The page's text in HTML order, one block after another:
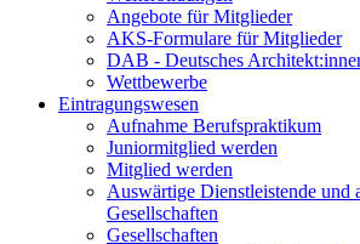
Angebote für Mitglieder
AKS-Formulare für Mitglieder
DAB - Deutsches
Wettbewerbe
Eintragungswesen
Aufnahme Berufspraktikum
Juniormitglied werden
Mitglied werden
Auswärtige Dienstleistende und
Gesellschaften
Gesellschaften